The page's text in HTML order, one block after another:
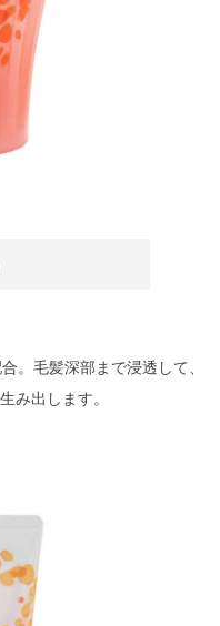
。毛髪深部まで浸透して、
み出します。